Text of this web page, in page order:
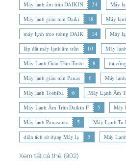
Máy lạnh âm trần DAIKIN 24 Máy
Máy lạnh giấu trần Daiki
18 Máy
máy lạnh treo tường DAIK
14 Máy
lắp đặt máy lạnh âm trần
10 Máy
Máy Lạnh Giấu Trần Toshi
8 thi
Máy lạnh giấu trần Panas
6 Máy
Máy lạnh Toshiba
6 Máy Lạnh Âm
Máy Lạnh Âm Trần Daikin F
5 Máy
Máy lạnh Panasonic
5 Máy Lạnh Tủ
diện tích sử dụng Máy lạ
5 Máy
Xem tất cả thẻ (902)